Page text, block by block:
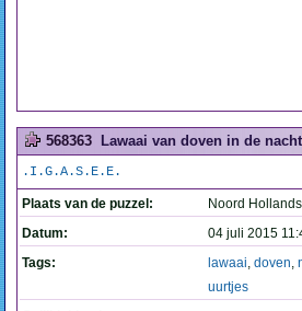
568363 Lawaai van doven in de
.I.G.A.S.E.E.
Plaats van de puzzel:
Noord
Datum:
04 juli 2015
Tags:
lawaai, doven,
uurtjes